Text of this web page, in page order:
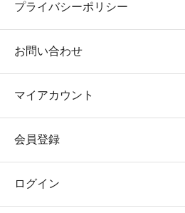
プライバシーポリシー
お問い合わせ
マイアカウント
会員登録
ログイン